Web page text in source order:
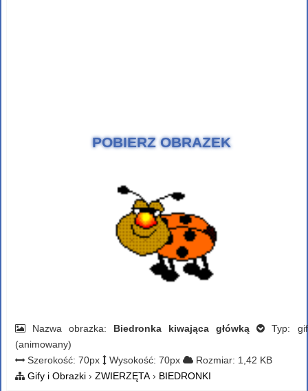
POBIERZ OBRAZEK
Nazwa obrazka: Biedronka kiwająca główką
Typ: gif
(animowany)
Szerokość: 70px Wysokość: 70px
Rozmiar: 1,42 KB
Gify i Obrazki› ZWIERZĘTA › BIEDRONKI